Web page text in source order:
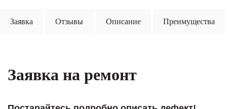
Заявка Отзывы Описание Преимущества
Заявка на ремонт